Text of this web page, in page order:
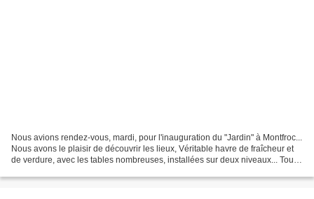
Nous avions rendez-vous, mardi, pour l'inauguration du "Jardin" à Montfroc...
Nous avons le plaisir de découvrir les lieux, Véritable havre de fraîcheur et
de verdure, avec les tables nombreuses, installées sur deux niveaux... Tout